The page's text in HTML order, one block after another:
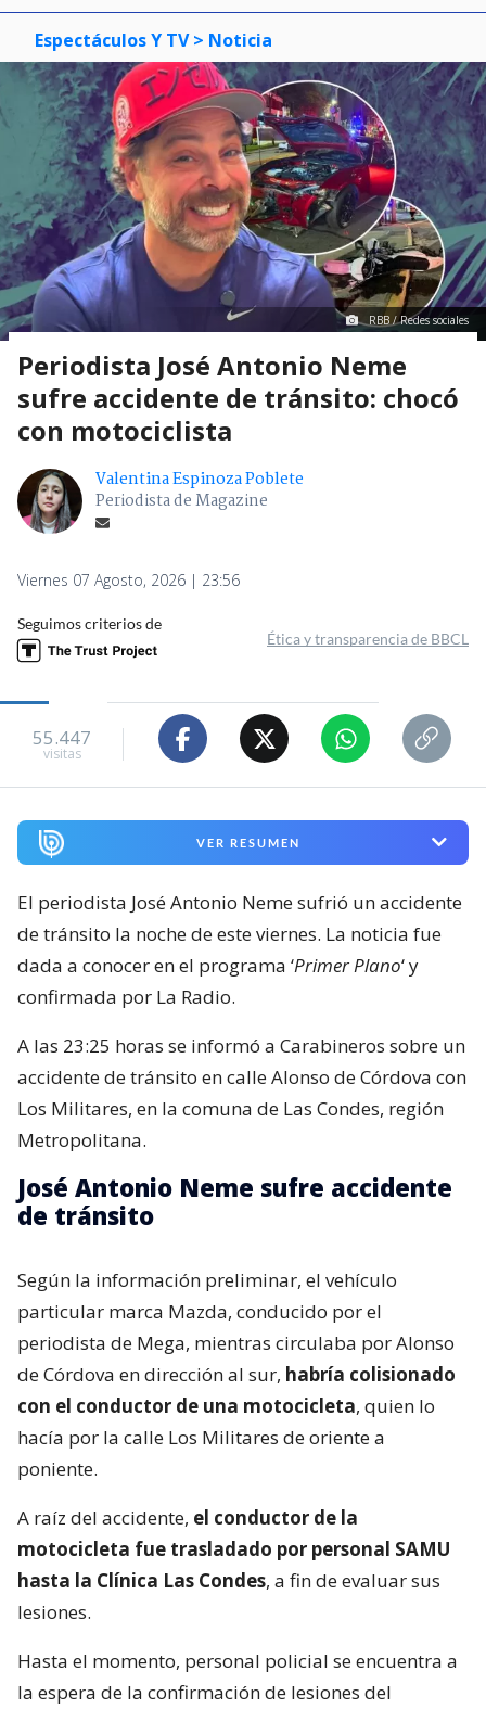
Espectáculos Y TV > Noticia
RBB / Redes sociales
Periodista José Antonio Neme
sufre accidente de tránsito: chocó
con motociclista
Valentina Espinoza Poblete
Periodista de Magazine
Viernes 07 Agosto, 2026 | 23:56
Seguimos criterios de
Ética y transparencia de BBCL
55.447
visitas
VER RESUMEN
El periodista José Antonio Neme sufrió un accidente
de tránsito la noche de este viernes. La noticia fue
dada a conocer en el programa ‘Primer Plano‘ y
confirmada por La Radio.
A las 23:25 horas se informó a Carabineros sobre un
accidente de tránsito en calle Alonso de Córdova con
Los Militares, en la comuna de Las Condes, región
Metropolitana.
José Antonio Neme sufre accidente
de tránsito
Según la información preliminar, el vehículo
particular marca Mazda, conducido por el
periodista de Mega, mientras circulaba por Alonso
de Córdova en dirección al sur, habría colisionado
con el conductor de una motocicleta, quien lo
hacía por la calle Los Militares de oriente a
poniente.
A raíz del accidente, el conductor de la
motocicleta fue trasladado por personal SAMU
hasta la Clínica Las Condes, a fin de evaluar sus
lesiones.
Hasta el momento, personal policial se encuentra a
la espera de la confirmación de lesiones del